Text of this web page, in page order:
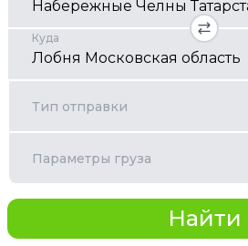
Куда
Тип отправки
Параметры груза
Найти